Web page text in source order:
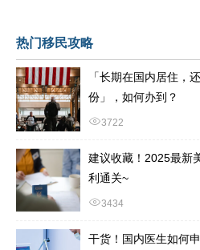
热门移民攻略
「长期在国内居住，
份」，如何办到？
3722
建议收藏！2025最新
利通关~
3434
干货！国内医生如何